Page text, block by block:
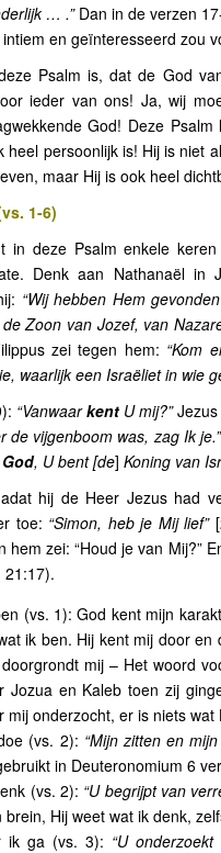
… .”Dan in de verzen
en geïnteresseerd zou
Psalm is, dat de God
ieder van ons! Ja, wij
God! Deze
persoonlijk is! Hij is niet
maar Hij is ook heel
1-6)
in deze Psalm enkele
Denk aan Nathanaël in
“Wij hebben Hem
Zoon van Jozef, van
zei tegen hem: “Kom
waarlijk een Israëliet in wie
“VanwaarkentU mij?”Jezus
de vijgenboom was, zag Ik je.”
, U bent [de] Koning van
hij de Heer Jezus had
toe: “Simon, heb je Mij lief”
zei: “Houd je van Mij?”
(vs. 1): God kent mijn
ik ben. Hij kent mij door
mij – Het woord
Jozua en Kaleb toen zij
onderzocht, er is niets wat
(vs. 2): “Mijn zitten en
in Deuteronomium 6
(vs. 2): “U begrijpt van
Hij weet wat ik denk,
ik ga (vs. 3): “U